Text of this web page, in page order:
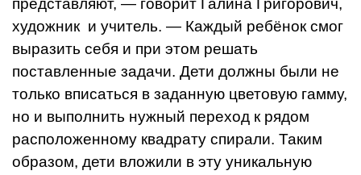
представляют, — говорит Галина Григорович,
художник и учитель. — Каждый ребёнок смог
выразить себя и при этом решать
поставленные задачи. Дети должны были не
только вписаться в заданную цветовую гамму,
но и выполнить нужный переход к рядом
расположенному квадрату спирали. Таким
образом, дети вложили в эту уникальную